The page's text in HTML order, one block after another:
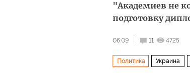
"Академиев не
подготовку
06:09 11 4725
Политика Украина